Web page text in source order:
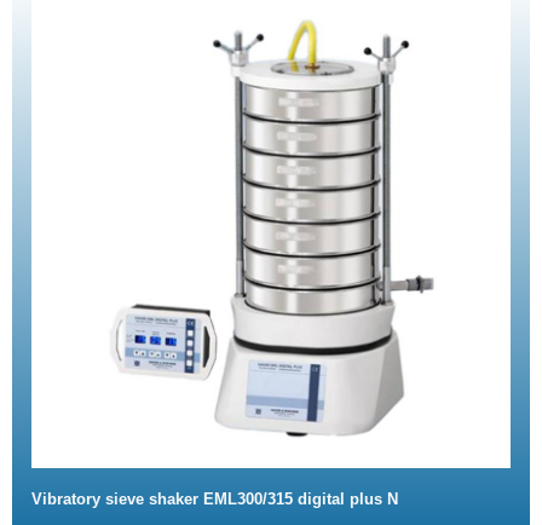
Vibratory sieve shaker EML300/315 digital plus N